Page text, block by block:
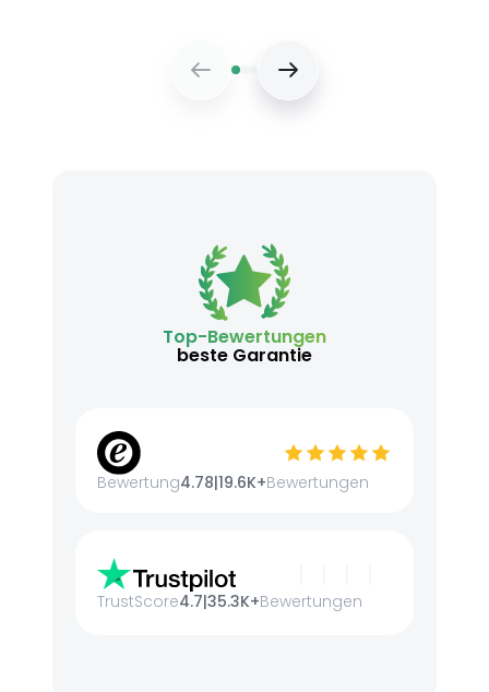
Top-Bewertungen
beste Garantie
Bewertung4.78|19.6K+Bewertungen
TrustScore4.7|35.3K+Bewertungen